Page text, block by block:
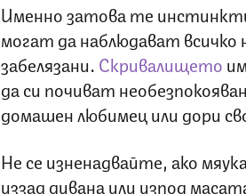
Именно затова те
могат да наблюдават
забелязани. Скривалището
да си почиват
домашен любимец или дори
Не се изненадвайте, ако
иззад дивана или изпод